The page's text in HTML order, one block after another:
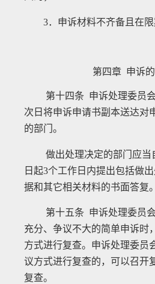
3．申诉材料不齐备且在限
第四章 申诉
第十四条 申诉处理委员
次日将申诉申请书副本送达对
的部门。
做出处理决定的部门应当
日起3个工作日内提出包括做
据和其它相关材料的书面答复。
第十五条 申诉处理委员
充分、争议不大的简单申诉时
方式进行复查。申诉处理委员
议方式进行复查的，可以召开
复查。